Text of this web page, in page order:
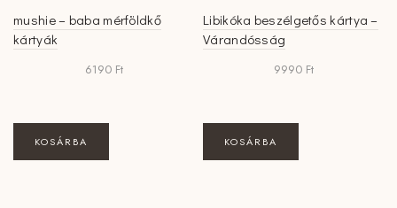
mushie – baba mérföldkő
kártyák
6190 Ft
KOSÁRBA
Libikóka beszélgetős kártya –
Várandósság
9990 Ft
KOSÁRBA